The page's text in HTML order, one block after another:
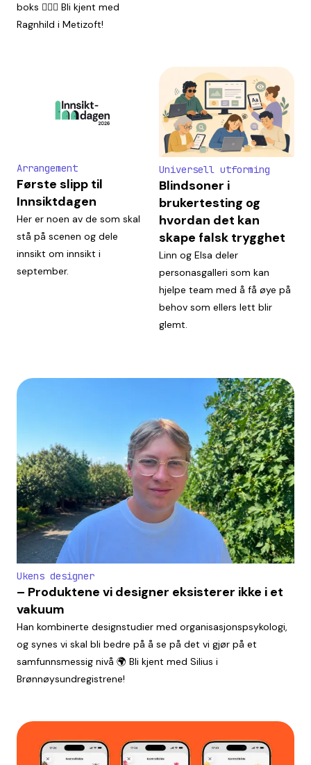
boks 🤹🏼‍♀️ Bli kjent med
Ragnhild i Metizoft!
Arrangement
Første slipp til
Innsiktdagen
Her er noen av de som skal
stå på scenen og dele
innsikt om innsikt i
september.
Universell utforming
Blindsoner i
brukertesting og
hvordan det kan
skape falsk trygghet
Linn og Elsa deler
personasgalleri som kan
hjelpe team med å få øye på
behov som ellers lett blir
glemt.
Ukens designer
– Produktene vi designer eksisterer ikke i et
vakuum
Han kombinerte designstudier med organisasjonspsykologi,
og synes vi skal bli bedre på å se på det vi gjør på et
samfunnsmessig nivå 🌍 Bli kjent med Silius i
Brønnøysundregistrene!